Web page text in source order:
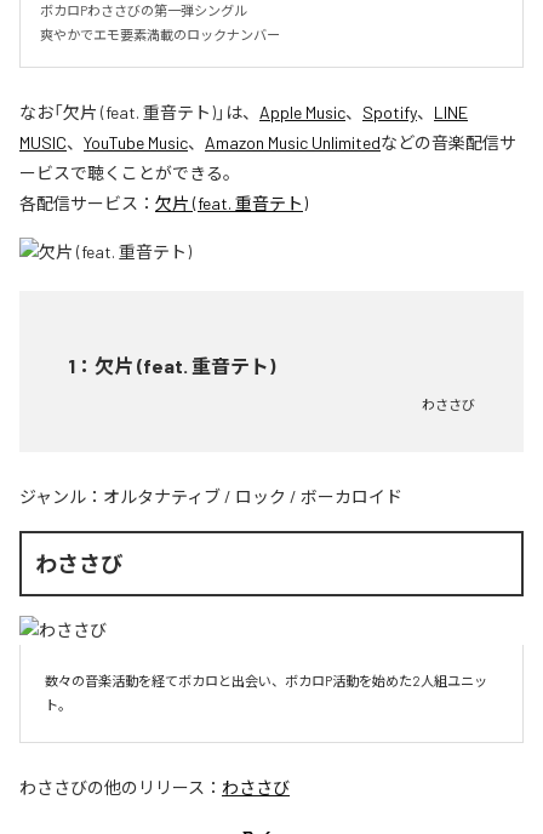
ボカロPわささびの第一弾シングル
爽やかでエモ要素満載のロックナンバー
なお「欠片 (feat. 重音テト)」は、 Apple Music、 Spotify、 LINE
MUSIC、 YouTube Music、 Amazon Music Unlimitedなどの音楽配信サ
ービスで聴くことができる。
各配信サービス： 欠片 (feat. 重音テト)
1 ： 欠片 (feat. 重音テト)
わささび
ジャンル： オルタナティブ / ロック / ボーカロイド
わささび
数々の音楽活動を経てボカロと出会い、ボカロP活動を始めた2人組ユニッ
ト。
わささびの他のリリース： わささび